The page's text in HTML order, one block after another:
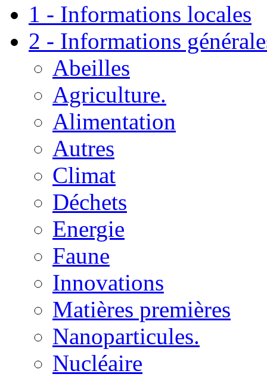
1 - Informations locales
2 - Informations
Abeilles
Agriculture.
Alimentation
Autres
Climat
Déchets
Energie
Faune
Innovations
Matières premières
Nanoparticules.
Nucléaire